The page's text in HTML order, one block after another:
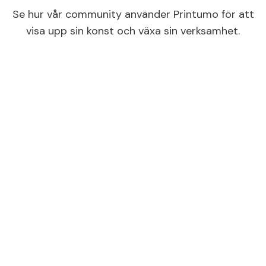
Se hur vår community använder Printumo för att
visa upp sin konst och växa sin verksamhet.